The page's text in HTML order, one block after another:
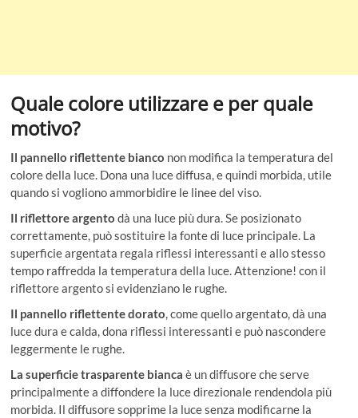
Quale colore utilizzare e per quale
motivo?
Il pannello riflettente bianco non modifica la temperatura del
colore della luce. Dona una luce diffusa, e quindi morbida, utile
quando si vogliono ammorbidire le linee del viso.
Il riflettore argento dà una luce più dura. Se posizionato
correttamente, può sostituire la fonte di luce principale. La
superficie argentata regala riflessi interessanti e allo stesso
tempo raffredda la temperatura della luce. Attenzione! con il
riflettore argento si evidenziano le rughe.
Il pannello riflettente dorato, come quello argentato, dà una
luce dura e calda, dona riflessi interessanti e può nascondere
leggermente le rughe.
La superficie trasparente bianca è un diffusore che serve
principalmente a diffondere la luce direzionale rendendola più
morbida. Il diffusore sopprime la luce senza modificarne la